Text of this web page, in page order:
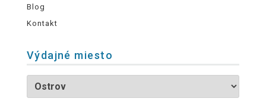
Blog
Kontakt
Výdajné miesto